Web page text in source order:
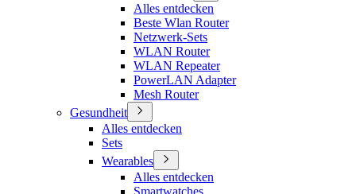
Alles entdecken
Beste Wlan Router
Netzwerk-Sets
WLAN Router
WLAN Repeater
PowerLAN Adapter
Mesh Router
Gesundheit
Alles entdecken
Sets
Wearables
Alles entdecken
Smartwatches